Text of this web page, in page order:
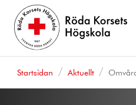
Startsidan Aktuellt